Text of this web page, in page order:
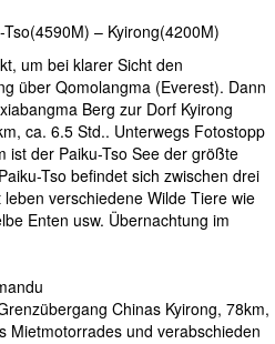
– Kyirong(4200M)
um bei klarer Sicht den
über Qomolangma (Everest). Dann
Berg zur Dorf Kyirong
ca. 6.5 Std.. Unterwegs Fotostopp
ist der Paiku-Tso See der größte
Tso befindet sich zwischen drei
verschiedene Wilde Tiere wie
Enten usw. Übernachtung im
Chinas Kyirong, 78km,
Mietmotorrades und verabschieden